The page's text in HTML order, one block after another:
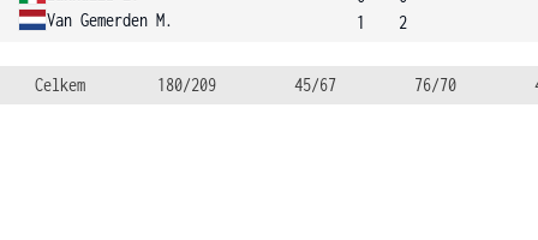
Van Gemerden M.
1
2
Celkem 180/209 45/67 76/70